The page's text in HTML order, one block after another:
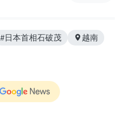
#日本首相石破茂 越南